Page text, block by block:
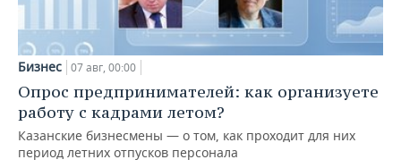
Бизнес 07 авг, 00:00
Опрос предпринимателей: как организуете
работу с кадрами летом?
Казанские бизнесмены — о том, как проходит для них
период летних отпусков персонала